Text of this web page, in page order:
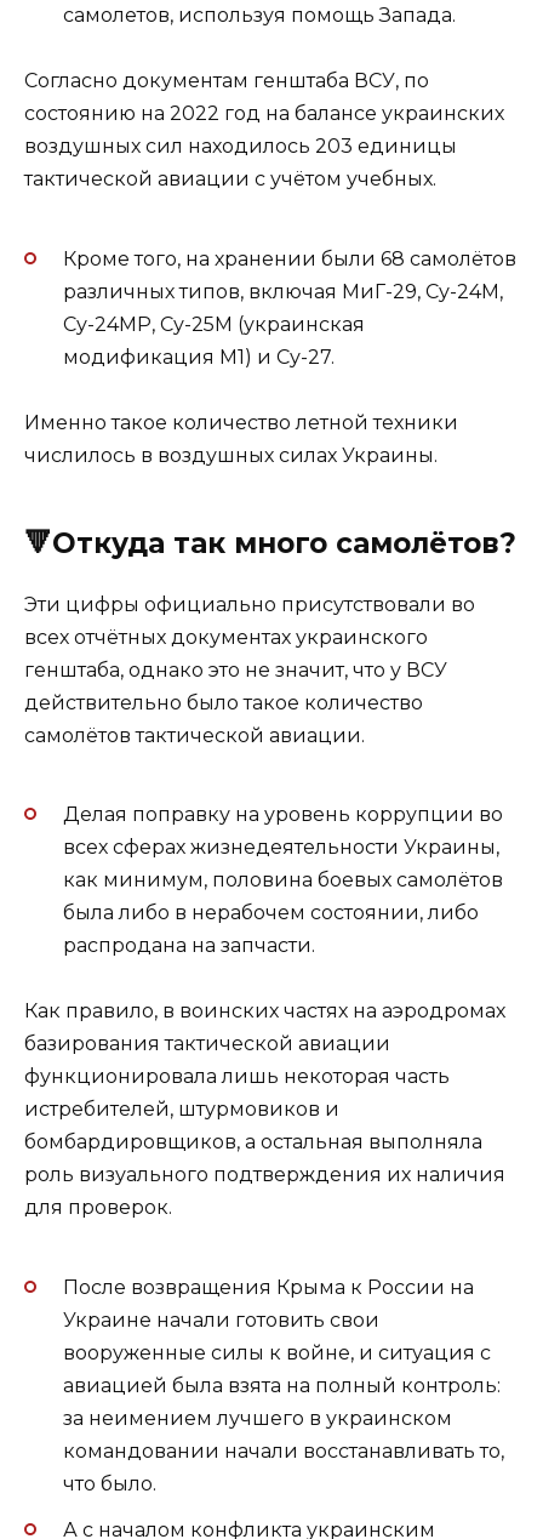
самолетов, используя помощь Запада.
Согласно документам генштаба ВСУ, по
состоянию на 2022 год на балансе украинских
воздушных сил находилось 203 единицы
тактической авиации с учётом учебных.
Кроме того, на хранении были 68 самолётов
различных типов, включая МиГ-29, Су-24М,
Су-24МР, Су-25М (украинская
модификация М1) и Су-27.
Именно такое количество летной техники
числилось в воздушных силах Украины.
🔻Откуда так много самолётов?
Эти цифры официально присутствовали во
всех отчётных документах украинского
генштаба, однако это не значит, что у ВСУ
действительно было такое количество
самолётов тактической авиации.
Делая поправку на уровень коррупции во
всех сферах жизнедеятельности Украины,
как минимум, половина боевых самолётов
была либо в нерабочем состоянии, либо
распродана на запчасти.
Как правило, в воинских частях на аэродромах
базирования тактической авиации
функционировала лишь некоторая часть
истребителей, штурмовиков и
бомбардировщиков, а остальная выполняла
роль визуального подтверждения их наличия
для проверок.
После возвращения Крыма к России на
Украине начали готовить свои
вооруженные силы к войне, и ситуация с
авиацией была взята на полный контроль:
за неимением лучшего в украинском
командовании начали восстанавливать то,
что было.
А с началом конфликта украинским